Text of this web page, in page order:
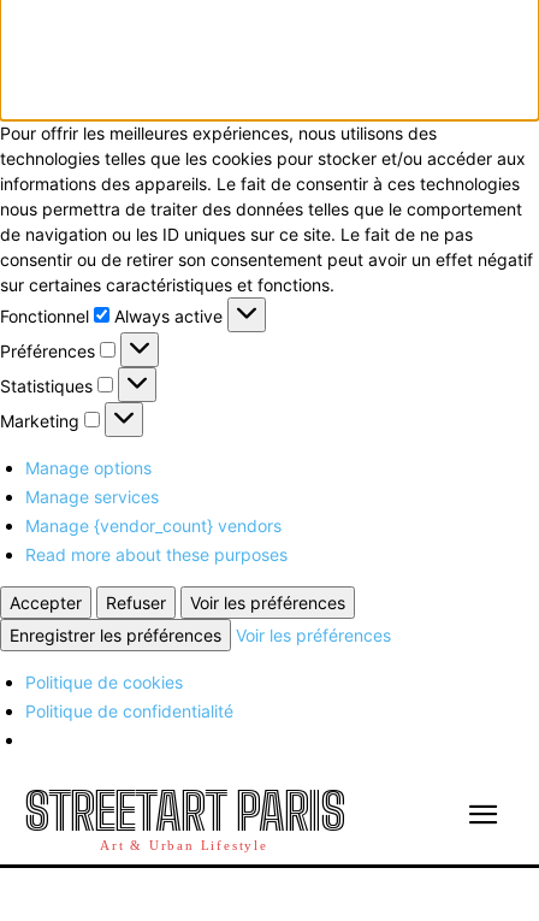
Pour offrir les meilleures expériences, nous utilisons des
technologies telles que les cookies pour stocker et/ou accéder aux
informations des appareils. Le fait de consentir à ces technologies
nous permettra de traiter des données telles que le comportement
de navigation ou les ID uniques sur ce site. Le fait de ne pas
consentir ou de retirer son consentement peut avoir un effet négatif
sur certaines caractéristiques et fonctions.
Fonctionnel
Fonctionnel
Always active
Préférences
Préférences
Statistiques Statistiques
Marketing Marketing
Manage options
Manage services
Manage {vendor_count} vendors
Read more about these purposes
Accepter Refuser
Voir les préférences
Enregistrer les préférences
Voir les préférences
Politique de cookies
Politique de confidentialité
STREETART PARIS
Art & Urban Lifestyle